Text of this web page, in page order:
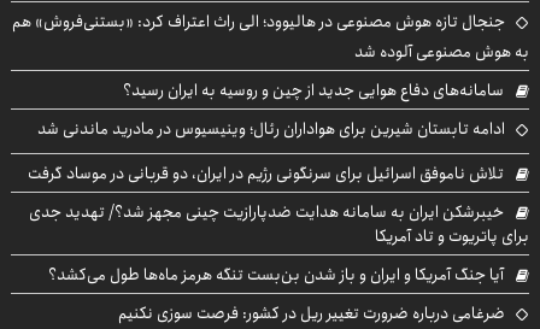
جنجال تازه هوش مصنوعی در هالیوود؛ الی راث اعتراف کرد: «بستنی‌فروش» هم
به هوش مصنوعی آلوده شد
سامانه‌های دفاع هوایی جدید از چین و روسیه به ایران رسید؟
ادامه تابستان شیرین برای هواداران رئال؛ وینیسیوس در مادرید ماندنی شد
تلاش ناموفق اسرائیل برای سرنگونی رژیم در ایران، دو قربانی در موساد گرفت
خیبرشکن ایران به سامانه هدایت ضدپارازیت چینی مجهز شد؟/ تهدید جدی
برای پاتریوت و تاد آمریکا
آیا جنگ آمریکا و ایران و باز شدن بن‌بست تنگه هرمز ماه‌ها طول می‌کشد؟
ضرغامی درباره ضرورت تغییر ریل در کشور: فرصت سوزی نکنیم